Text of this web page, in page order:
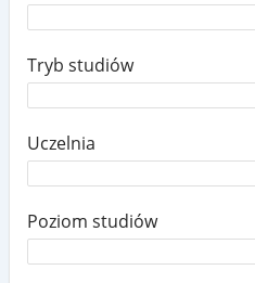
Tryb studiów
Uczelnia
Poziom studiów